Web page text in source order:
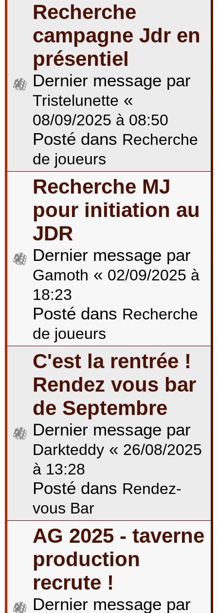
Recherche
campagne Jdr en
présentiel
Dernier message par
Tristelunette «
08/09/2025 à 08:50
Posté dans Recherche
de joueurs
Recherche MJ
pour initiation au
JDR
Dernier message par
Gamoth « 02/09/2025 à
18:23
Posté dans Recherche
de joueurs
C'est la rentrée !
Rendez vous bar
de Septembre
Dernier message par
Darkteddy « 26/08/2025
à 13:28
Posté dans Rendez-
vous Bar
AG 2025 - taverne
production
recrute !
Dernier message par